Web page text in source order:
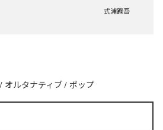
式浦躁吾
/ オルタナティブ / ポップ